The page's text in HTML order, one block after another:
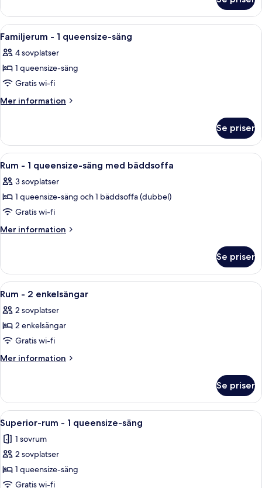
säng
tillgänglighetsanpassat
-
queensize-
-
tillgänglighetsanpassat
Öppna
alla
foton
för
Familjerum
-
säng
Ett hotellrum med en stor säng, ett
9
Familjerum - 1 queensize-säng
4 sovplatser
1 queensize-säng
Gratis wi-fi
Mer information
Mer
-
queensize-
Se priser
Öppna
alla
foton
för
Rum
-
säng
med
bäddsoffa
Ett hotellrum med två sängar, ett
8
Rum - 1 queensize-säng med bäddsoffa
3 sovplatser
1 queensize-säng och 1 bäddsoffa (dubbel)
Gratis wi-fi
Mer information
Mer
-
queensize-
med
bäddsoffa
Se priser
Öppna
alla
foton
för
Rum
-
Ett hotellrum med två sängar, ett
8
Rum - 2 enkelsängar
2 sovplatser
2 enkelsängar
Gratis wi-fi
Mer information
Mer
-
enkelsängar
Se priser
Öppna
alla
foton
för
Superior-
rum
Superior-rum - 1 queensize-säng |
1
Superior-rum - 1 queensize-säng
1 sovrum
2 sovplatser
1 queensize-säng
Gratis wi-fi